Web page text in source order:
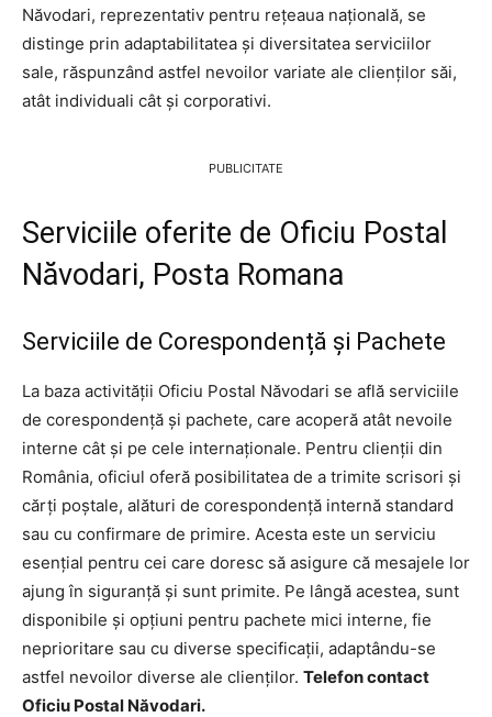
Năvodari, reprezentativ pentru rețeaua națională, se
distinge prin adaptabilitatea și diversitatea serviciilor
sale, răspunzând astfel nevoilor variate ale clienților săi,
atât individuali cât și corporativi.
PUBLICITATE
Serviciile oferite de Oficiu Postal
Năvodari, Posta Romana
Serviciile de Corespondență și Pachete
La baza activității Oficiu Postal Năvodari se află serviciile
de corespondență și pachete, care acoperă atât nevoile
interne cât și pe cele internaționale. Pentru clienții din
România, oficiul oferă posibilitatea de a trimite scrisori și
cărți poștale, alături de corespondență internă standard
sau cu confirmare de primire. Acesta este un serviciu
esențial pentru cei care doresc să asigure că mesajele lor
ajung în siguranță și sunt primite. Pe lângă acestea, sunt
disponibile și opțiuni pentru pachete mici interne, fie
neprioritare sau cu diverse specificații, adaptându-se
astfel nevoilor diverse ale clienților. Telefon contact
Oficiu Postal Năvodari.